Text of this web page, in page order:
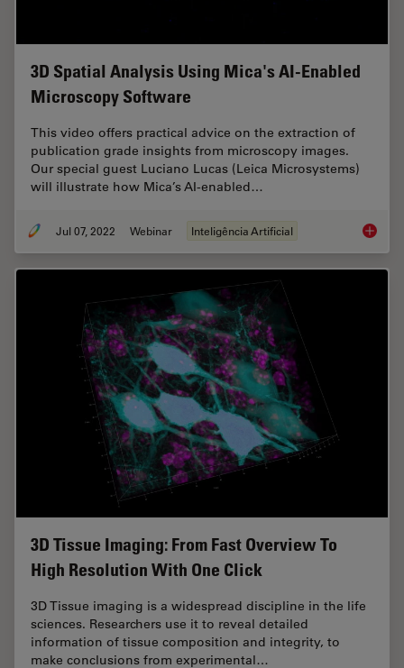
3D Spatial Analysis Using Mica's AI-Enabled
Microscopy Software
This video offers practical advice on the extraction of
publication grade insights from microscopy images.
Our special guest Luciano Lucas (Leica Microsystems)
will illustrate how Mica’s AI-enabled…
Jul 07, 2022 Webinar Inteligência Artificial 3D
3D Tissue Imaging: From Fast Overview To
High Resolution With One Click
3D Tissue imaging is a widespread discipline in the life
sciences. Researchers use it to reveal detailed
information of tissue composition and integrity, to
make conclusions from experimental…